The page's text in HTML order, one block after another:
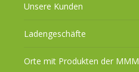
Unsere Kunden
Ladengeschäfte
Orte mit Produkten der MMM